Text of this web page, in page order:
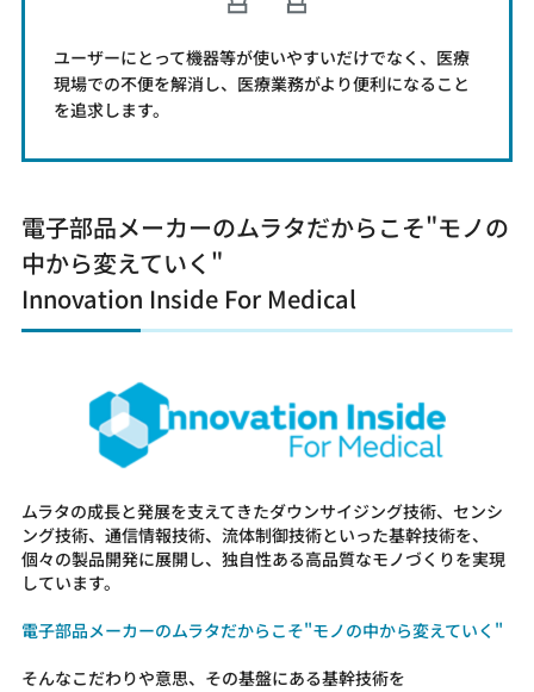
ユーザーにとって機器等が使いやすいだけでなく、医療
現場での不便を解消し、医療業務がより便利になること
を追求します。
電子部品メーカーのムラタだからこそ"モノの
中から変えていく"
Innovation Inside For Medical
ムラタの成長と発展を支えてきたダウンサイジング技術、センシ
ング技術、通信情報技術、流体制御技術といった基幹技術を、
個々の製品開発に展開し、独自性ある高品質なモノづくりを実現
しています。
電子部品メーカーのムラタだからこそ"モノの中から変えていく"
そんなこだわりや意思、その基盤にある基幹技術を